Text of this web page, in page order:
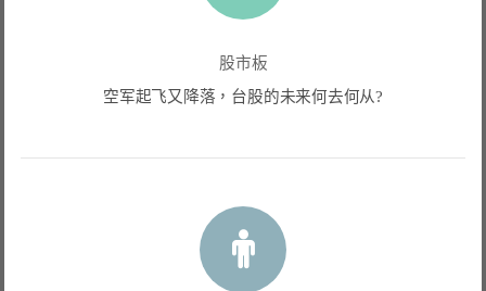
股市板
空军起飞又降落，台股的未来何去何从?